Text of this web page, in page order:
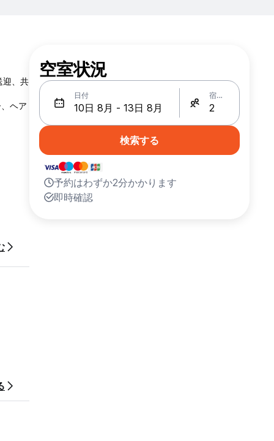
迎、共
ヘア
空室状況
日付 宿泊人数
検索する
予約はわずか2分かかります
即時確認